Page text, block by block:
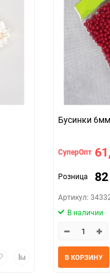
Добавить
СуперОпт
Розница 82
Артикул:
В наличии
В КОРЗИНУ